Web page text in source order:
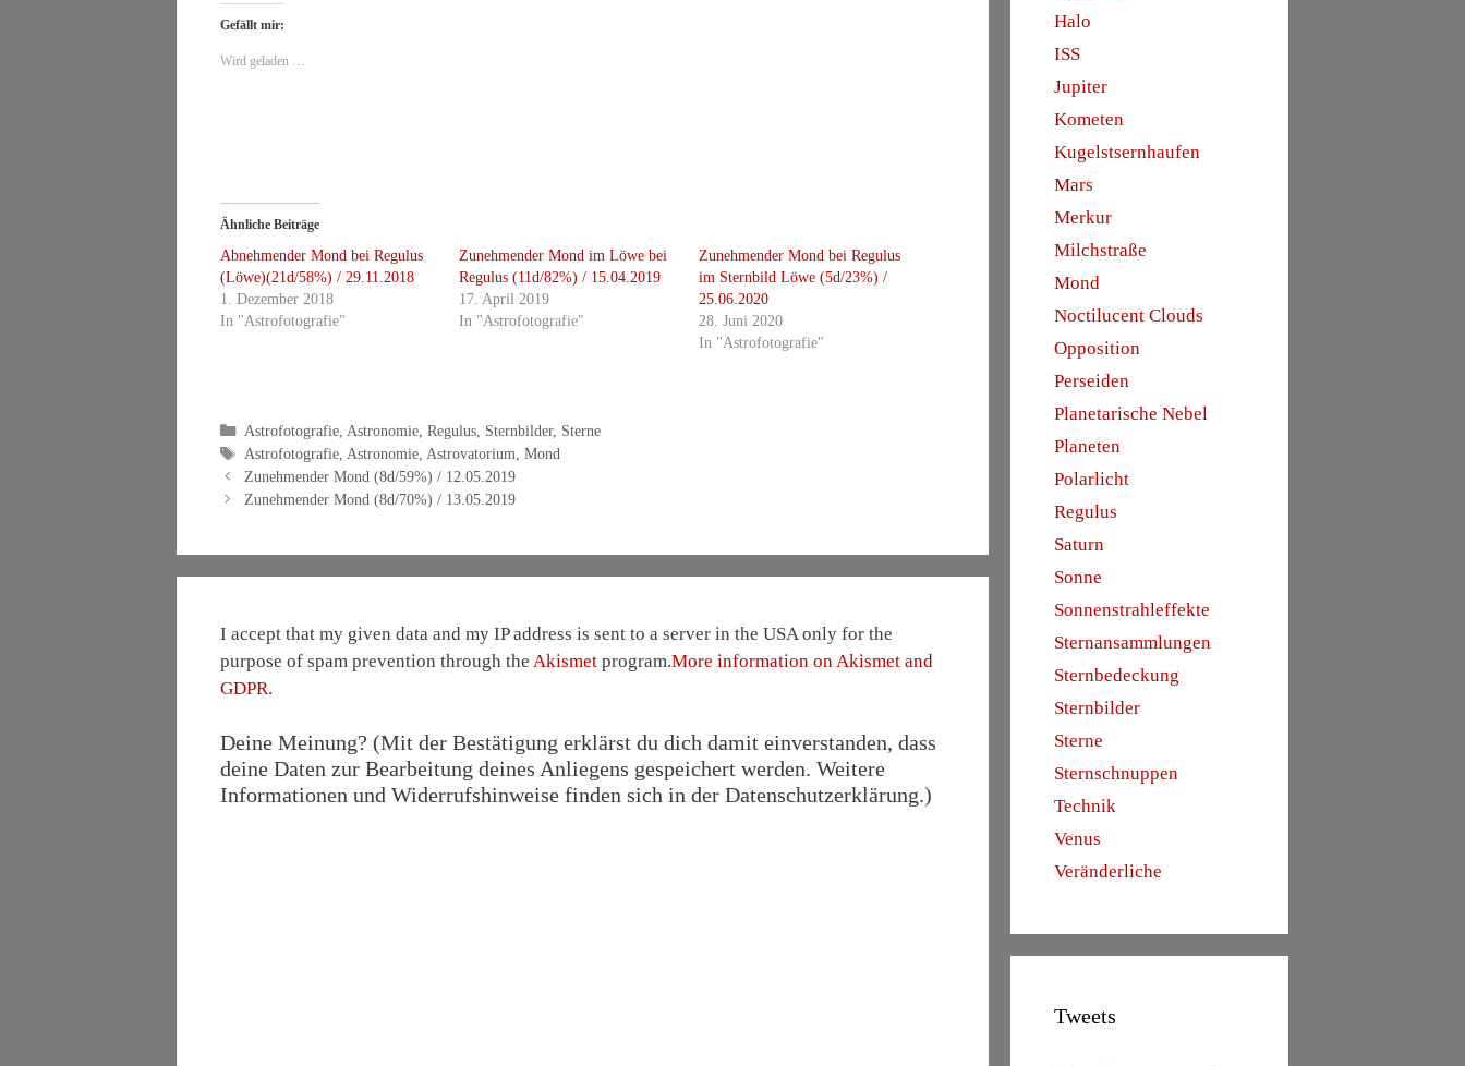
Gefällt mir:
Wird geladen …
Ähnliche Beiträge
Abnehmender Mond bei Regulus
(Löwe)(21d/58%) / 29.11.2018
1. Dezember 2018
In "Astrofotografie"
Zunehmender Mond im Löwe bei
Regulus (11d/82%) / 15.04.2019
17. April 2019
In "Astrofotografie"
Zunehmender Mond bei Regulus
im Sternbild Löwe (5d/23%) /
25.06.2020
28. Juni 2020
In "Astrofotografie"
Kategorien
Astrofotografie, Astronomie, Regulus, Sternbilder, Sterne
Schlagwörter
Astrofotografie, Astronomie, Astrovatorium Mond
Zunehmender Mond (8d/59%) / 12.05.2019
Zunehmender Mond (8d/70%) / 13.05.2019
I accept that my given data and my IP address is sent to a server in the USA only for the
purpose of spam prevention through the Akismet program.More information on Akismet and
GDPR.
Deine Meinung? (Mit der Bestätigung erklärst du dich damit einverstanden, dass
deine Daten zur Bearbeitung deines Anliegens gespeichert werden. Weitere
Informationen und Widerrufshinweise finden sich in der Datenschutzerklärung.)
Halo
ISS
Jupiter
Kometen
Kugelstsernhaufen
Mars
Merkur
Milchstraße
Mond
Noctilucent Clouds
Opposition
Perseiden
Planetarische Nebel
Planeten
Polarlicht
Regulus
Saturn
Sonne
Sonnenstrahleffekte
Sternansammlungen
Sternbedeckung
Sternbilder
Sterne
Sternschnuppen
Technik
Venus
Veränderliche
Tweets